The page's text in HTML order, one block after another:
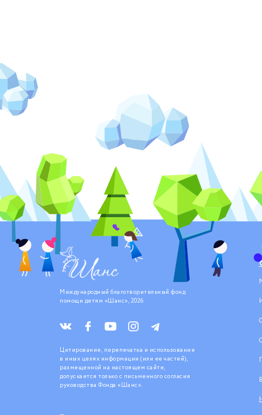
Международный благотворительный фонд
помощи детям «Шанс», 2026
Цитирование, перепечатка и использование
в иных целях информации (или ее частей),
размещенной на настоящем сайте,
допускается только с письменного согласия
руководства Фонда «Шанс».